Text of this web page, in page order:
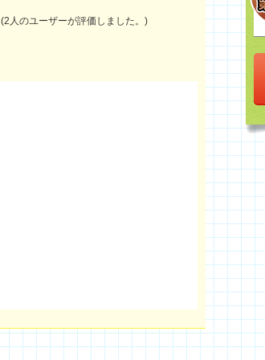
(2人のユーザーが評価しました。)